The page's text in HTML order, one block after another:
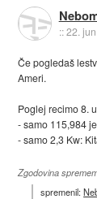
::22.
Če pogledaš
Ameri.
Poglej recimo 8.
- samo 115,984
- samo 2,3 Kw:
Zgodovina
spremenil: